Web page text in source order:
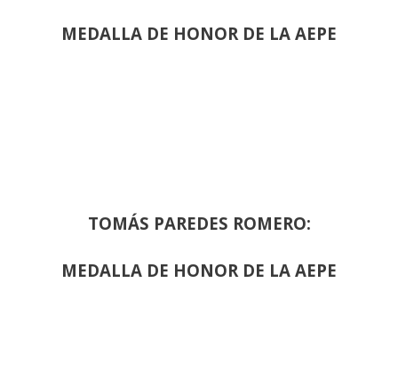
MEDALLA DE HONOR DE LA AEPE
TOMÁS PAREDES ROMERO:
MEDALLA DE HONOR DE LA AEPE